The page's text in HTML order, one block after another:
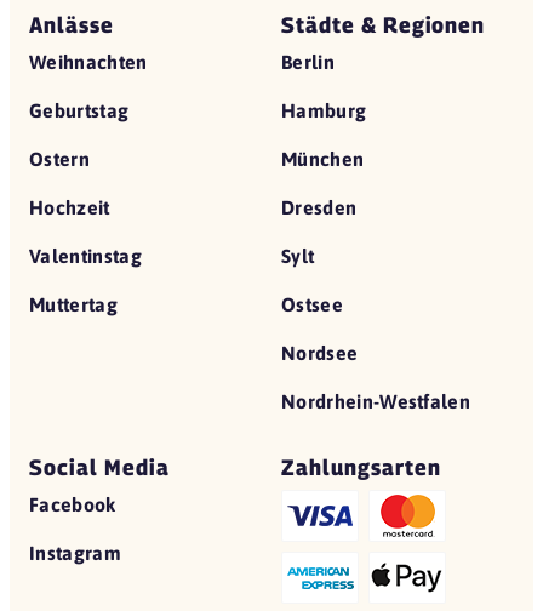
Anlässe
Weihnachten
Geburtstag
Ostern
Hochzeit
Valentinstag
Muttertag
Städte & Regionen
Berlin
Hamburg
München
Dresden
Sylt
Ostsee
Nordsee
Nordrhein-Westfalen
Social Media
Facebook
Instagram
Zahlungsarten